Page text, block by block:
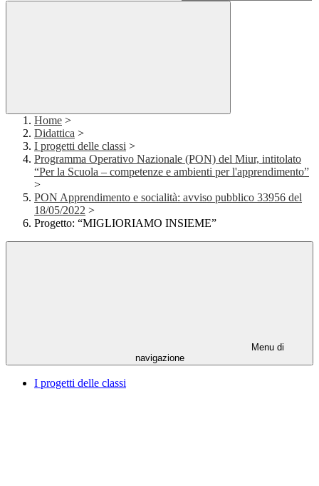
Home >
Didattica >
I progetti delle classi >
Programma Operativo Nazionale (PON) del Miur, intitolato
“Per la Scuola – competenze e ambienti per l'apprendimento”
>
PON Apprendimento e socialità: avviso pubblico 33956 del
18/05/2022 >
Progetto: “MIGLIORIAMO INSIEME”
Menu di
navigazione
I progetti delle classi